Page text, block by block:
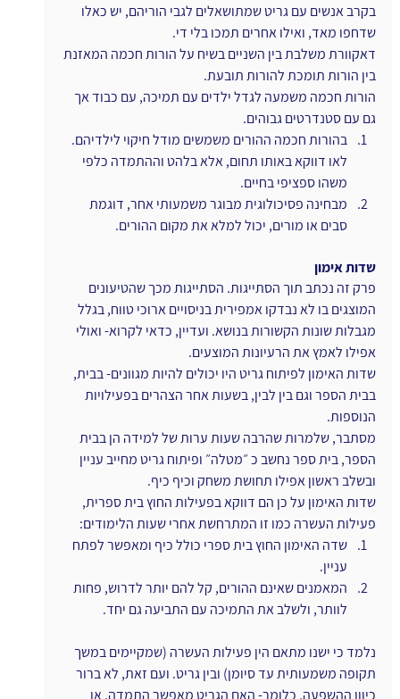
בקרב אנשים עם גריט שמתושאלים לגבי הוריהם, יש כאלו
שדחפו מאד, ואילו אחרים תמכו בלי די.
דאקוורת משלבת בין השניים בשיח על הורות חכמה המאזנת
בין הורות תומכת להורות תובעת.
הורות חכמה משמעה לגדל ילדים עם תמיכה, עם כבוד אך
גם עם סטנדרטים גבוהים.
בהורות חכמה ההורים משמשים מודל חיקוי לילדיהם.
לאו דווקא באותו תחום, אלא בלהט וההתמדה כלפי
משהו ספציפי בחיים.
מבחינה פסיכולוגית מבוגר משמעותי אחר, דוגמת
סבים או מורים, יכול למלא את מקום ההורים.
שדות אימון
פרק זה נכתב תוך הסתייגות. הסתייגות מכך שהטיעונים
המוצגים בו לא נבדקו אמפירית בניסויים ארוכי טווח, בגלל
מגבלות שונות הקשורות בנושא. ועדיין, כדאי לקרוא- ואולי
אפילו לאמץ את הרעיונות המוצעים.
שדות האימון לפיתוח גריט היו יכולים להיות מגוונים- בבית,
בבית הספר וגם בין לבין, בשעות אחר הצהרים בפעילויות
הנוספות.
מסתבר, שלמרות שהרבה שעות ערות של למידה הן בבית
הספר, בית ספר נחשב כ ״מטלה״ ופיתוח גריט מחייב עניין
ובשלב ראשון אפילו תחושת משחק וכיף כיף.
שדות האימון על כן הם דווקא בפעילות החוץ בית ספרית,
פעילות העשרה כמו זו המתרחשת אחרי שעות הלימודים:
שדה האימון החוץ בית ספרי כולל כיף ומאפשר לפתח
עניין.
המאמנים שאינם ההורים, קל להם יותר לדרוש, פחות
לוותר, ולשלב את התמיכה עם התביעה גם יחד.
נלמד כי ישנו מתאם הין פעילות העשרה (שמקיימים במשך
תקופה משמעותית עד סיומן) ובין גריט. ועם זאת, לא ברור
כיוון ההשפעה, כלומר- האם הגריט מאפשר התמדה, או